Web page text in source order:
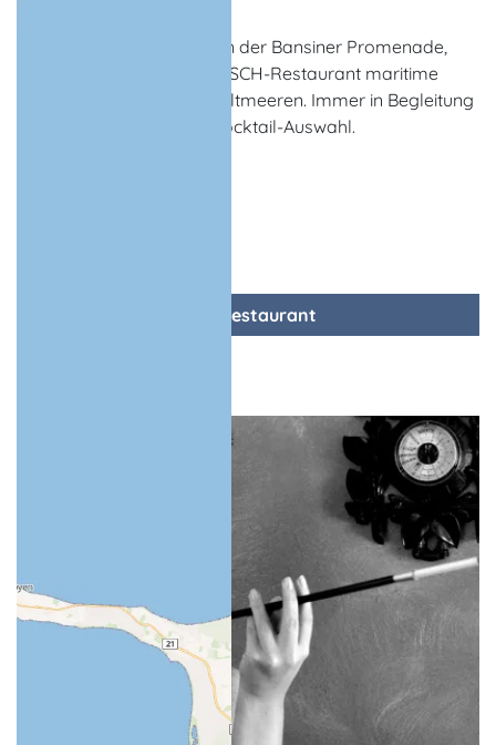
Im „Beachhouse“, direkt an der Bansiner Promenade,
gibt es im gemütlichen GOSCH-Restaurant maritime
Spezialitäten aus allen Weltmeeren. Immer in Begleitung
einer großen Wein- und Cocktail-Auswahl.
zum Restaurant